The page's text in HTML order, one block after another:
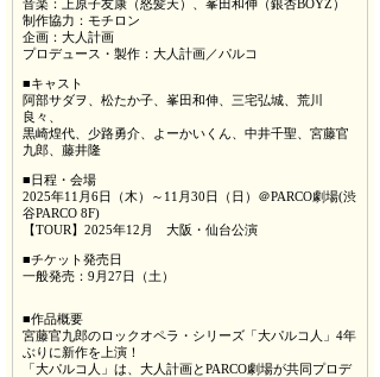
音楽：上原子友康（怒髪天）、峯田和伸（銀杏BOYZ）
制作協力：モチロン
企画：大人計画
プロデュース・製作：大人計画／パルコ
■キャスト
阿部サダヲ、松たか子、峯田和伸、三宅弘城、荒川
良々、
黒崎煌代、少路勇介、よーかいくん、中井千聖、宮藤官
九郎、藤井隆
■日程・会場
2025年11月6日（木）～11月30日（日）＠PARCO劇場(渋
谷PARCO 8F)
【TOUR】2025年12月 大阪・仙台公演
■チケット発売日
一般発売：9月27日（土）
■作品概要
宮藤官九郎のロックオペラ・シリーズ「大パルコ人」4年
ぶりに新作を上演！
「大パルコ人」は、大人計画とPARCO劇場が共同プロデ